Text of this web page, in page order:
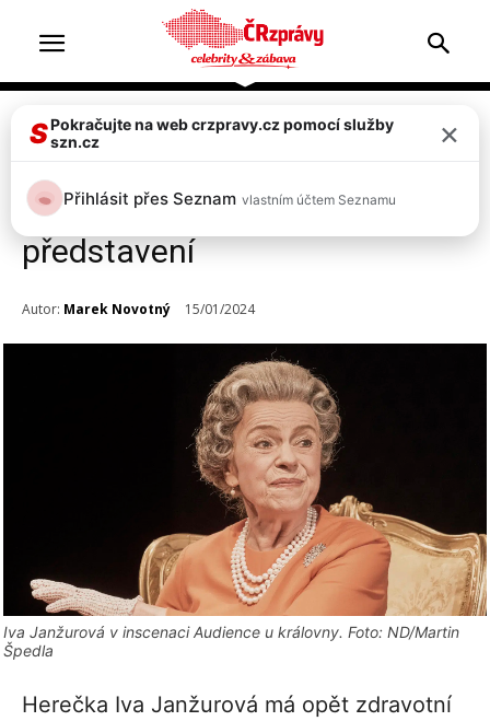
Celebrity Top 2
Strach o Ivu Janžurovou!
Udeřila nemoc, divadla ruší
představení
Autor: Marek Novotný 15/01/2024
Iva Janžurová v inscenaci Audience u královny. Foto: ND/Martin
Špedla
Herečka Iva Janžurová má opět zdravotní
SPokračujte na web crzpravy.cz pomocí služby
szn.cz
×
Přihlásit přes Seznam vlastním účtem Seznamu